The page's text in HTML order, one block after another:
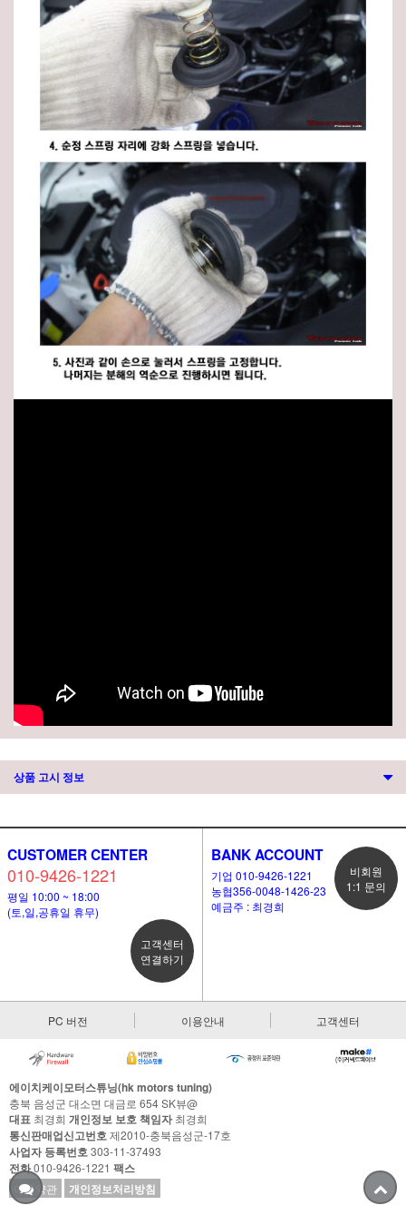
상품 고시 정보
CUSTOMER CENTER
010-9426-1221
평일 10:00 ~ 18:00
(토,일,공휴일 휴무)
고객센터
연결하기
BANK ACCOUNT
기업 010-9426-1221
농협356-0048-1426-23
예금주 : 최경희
비회원
1:1 문의
PC 버전 이용안내 고객센터
에이치케이모터스튜닝(hk motors tuning)
충북 음성군 대소면 대금로 654 SK뷰@
대표 최경희 개인정보 보호 책임자최경희
통신판매업신고번호제2010-충북음성군-17호
사업자 등록번호303-11-37493
전화010-9426-1221 팩스
이용약관 개인정보처리방침